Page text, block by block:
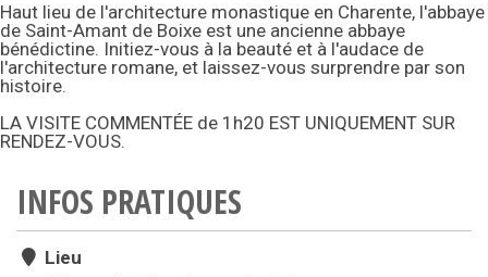
Haut lieu de l'architecture monastique en Charente, l'abbaye
de Saint-Amant de Boixe est une ancienne abbaye
bénédictine. Initiez-vous à la beauté et à l'audace de
l'architecture romane, et laissez-vous surprendre par son
histoire.
LA VISITE COMMENTÉE de 1h20 EST UNIQUEMENT SUR
RENDEZ-VOUS.
INFOS PRATIQUES
Lieu